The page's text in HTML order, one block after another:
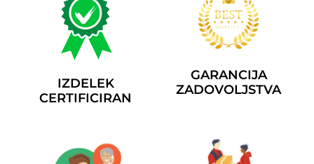
IZDELEK
CERTIFICIRAN
GARANCIJA
ZADOVOLJSTVA